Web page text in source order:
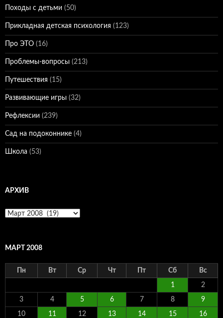
Походы с детьми (50)
Прикладная детская психология (123)
Про ЭТО (16)
Проблемы-вопросы (213)
Путешествия (15)
Развивающие игры (32)
Рефлексии (239)
Сад на подоконнике (4)
Школа (53)
АРХИВ
Архив
МАРТ 2008
Пн Вт Ср Чт Пт Сб Вс
1 2
3 4 5 6 7 8 9
10 11 12 13 14 15 16